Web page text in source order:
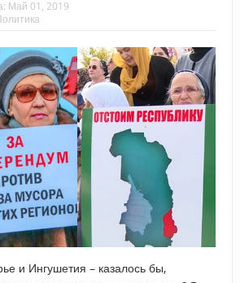
Май 01, 2019
и Ингушетия – казалось бы,